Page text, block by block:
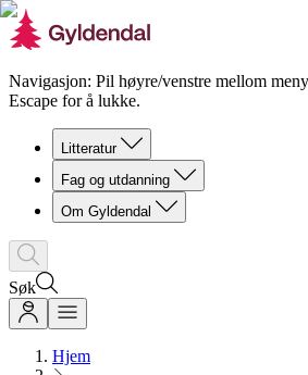
Navigasjon: Pil høyre/venstre mellom
Escape for å lukke.
Litteratur
Fag og utdanning
Om Gyldendal
Søk
Hjem